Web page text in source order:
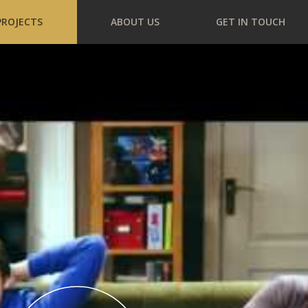
ABOUT US GET IN TOUCH